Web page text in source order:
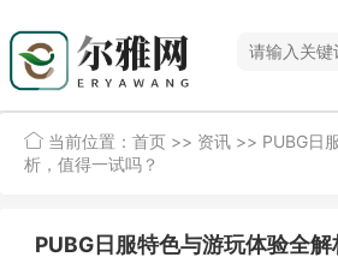
当前位置： 首页 >> 资讯 >> PUBG日
析，值得一试吗？
PUBG日服特色与游玩体验全